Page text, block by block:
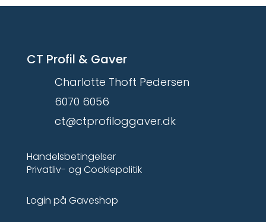
CT Profil & Gaver
Charlotte Thoft Pedersen
6070 6056
ct@ctprofiloggaver.dk
Handelsbetingelser
Privatliv- og Cookiepolitik
Login på Gaveshop